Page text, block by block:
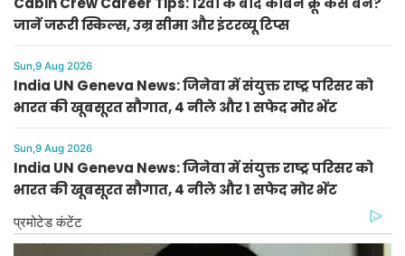
जानें जरूरी स्किल्स, उम्र सीमा और इंटरव्यू टिप्स
Sun,9 Aug 2026
India UN Geneva News: जिनेवा में संयुक्त राष्ट्र परिसर को
भारत की खूबसूरत सौगात, 4 नीले और 1 सफेद मोर भेंट
Sun,9 Aug 2026
India UN Geneva News: जिनेवा में संयुक्त राष्ट्र परिसर को
भारत की खूबसूरत सौगात, 4 नीले और 1 सफेद मोर भेंट